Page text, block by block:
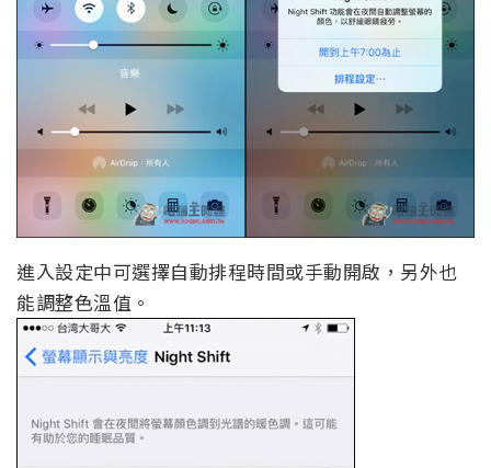
進入設定中可選擇自動排程時間或手動開啟，另外也
能調整色溫值。